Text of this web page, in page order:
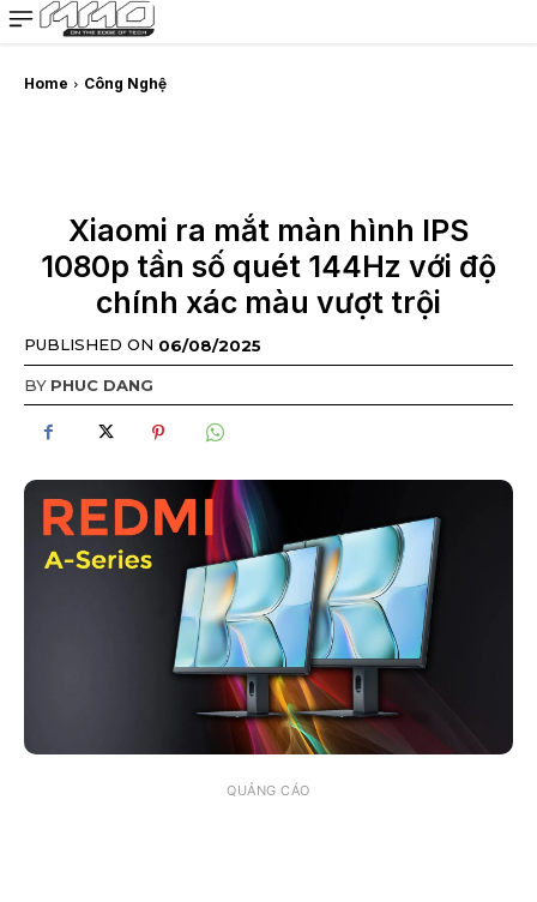
MMOSITE - Thông tin công nghệ
Bài viết nổi bật
Home Công Nghệ
Xiaomi ra mắt màn hình IPS
1080p tần số quét 144Hz với độ
chính xác màu vượt trội
PUBLISHED ON 06/08/2025
BY PHUC DANG
QUẢNG CÁO